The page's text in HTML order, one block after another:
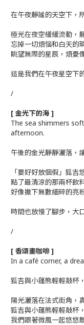
在午夜靜謐的天空下，
極光在夜空緩緩流動，
忘掉一切煩惱和白天的
眺望無際的星辰，煩憂
這是我們在午夜星空下
/
[ 金光下的海 ]
The sea shimmers
afternoon.
午後的金光靜靜灑落，
「要好好放個假」狐吉
點了最清涼的那兩杯飲
好像撒下無數細碎的亮
時間也放慢了腳步，大
/
[ 香頌畫咖啡 ]
In a café corner, a
狐吉與小蓬熊輕輕敲杯
陽光灑落在法式街角，
狐吉與小蓬熊輕輕敲杯
我們跟著微風一起悠悠